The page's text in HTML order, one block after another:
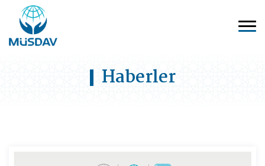
Haberler